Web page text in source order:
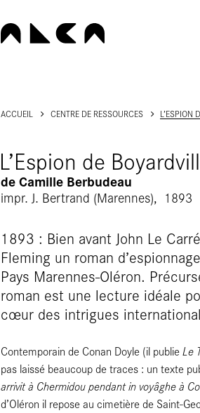
ACCUEIL CENTRE DE RESSOURCES L’ESPION
L’Espion de
deCamille Berbudeau
impr. J. Bertrand (Marennes) 1893
1893 : Bien avant John Le
Fleming un roman
Pays Marennes-Oléron.
roman est une lecture idéale
cœur des intrigues
Contemporain de Conan Doyle (il publieLe
pas laissé beaucoup de traces : un texte
arrivit à Chermidou pendant in voyâghe à
d’Oléron il repose au cimetière de Saint-